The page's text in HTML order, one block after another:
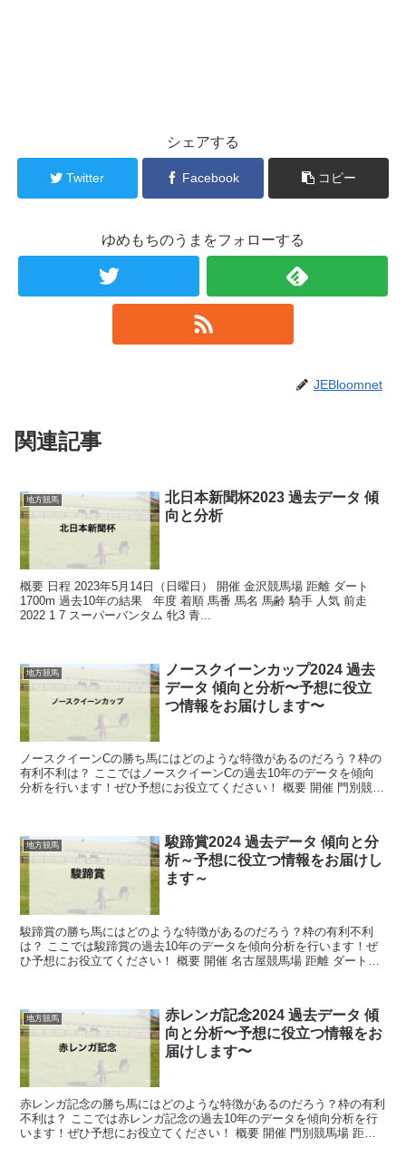
シェアする
Twitter Facebook コピー
ゆめもちのうまをフォローする
JEBloomnet
関連記事
地方競馬
北日本新聞杯2023 過去データ 傾
向と分析
概要 日程 2023年5月14日（日曜日） 開催 金沢競馬場 距離 ダート
1700m 過去10年の結果 年度 着順 馬番 馬名 馬齢 騎手 人気 前走
2022 1 7 スーパーバンタム 牝3 青...
地方競馬
ノースクイーンカップ2024 過去
データ 傾向と分析〜予想に役立
つ情報をお届けします〜
ノースクイーンCの勝ち馬にはどのような特徴があるのだろう？枠の
有利不利は？ ここではノースクイーンCの過去10年のデータを傾向
分析を行います！ぜひ予想にお役立てください！ 概要 開催 門別競馬
地方競馬
駿蹄賞2024 過去データ 傾向と分
析～予想に役立つ情報をお届けし
ます～
駿蹄賞の勝ち馬にはどのような特徴があるのだろう？枠の有利不利
は？ ここでは駿蹄賞の過去10年のデータを傾向分析を行います！ぜ
ひ予想にお役立てください！ 概要 開催 名古屋競馬場 距離 ダート
地方競馬
赤レンガ記念2024 過去データ 傾
向と分析〜予想に役立つ情報をお
届けします〜
赤レンガ記念の勝ち馬にはどのような特徴があるのだろう？枠の有利
不利は？ ここでは赤レンガ記念の過去10年のデータを傾向分析を行
います！ぜひ予想にお役立てください！ 概要 開催 門別競馬場 距離